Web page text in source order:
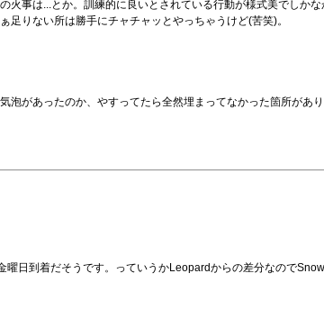
火事は...とか。訓練的に良いとされている行動が様式美でしか
りない所は勝手にチャチャッとやっちゃうけど(苦笑)。
泡があったのか、やすってたら全然埋まってなかった箇所があ
日到着だそうです。っていうかLeopardからの差分なので